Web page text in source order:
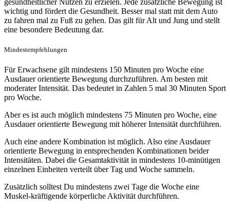
wichtig und fördert die Gesundheit. Besser mal statt mit dem Auto
zu fahren mal zu Fuß zu gehen. Das gilt für Alt und Jung und stellt
eine besondere Bedeutung dar.
Mindestempfehlungen
Für Erwachsene gilt mindestens 150 Minuten pro Woche eine
Ausdauer orientierte Bewegung durchzuführen. Am besten mit
moderater Intensität. Das bedeutet in Zahlen 5 mal 30 Minuten Sport
pro Woche.
Aber es ist auch möglich mindestens 75 Minuten pro Woche, eine
Ausdauer orientierte Bewegung mit höherer Intensität durchführen.
Auch eine andere Kombination ist möglich. Also eine Ausdauer
orientierte Bewegung in entsprechenden Kombinationen beider
Intensitäten. Dabei die Gesamtaktivität in mindestens 10-minütigen
einzelnen Einheiten verteilt über Tag und Woche sammeln.
Zusätzlich solltest Du mindestens zwei Tage die Woche eine
Muskel-kräftigende körperliche Aktivität durchführen.